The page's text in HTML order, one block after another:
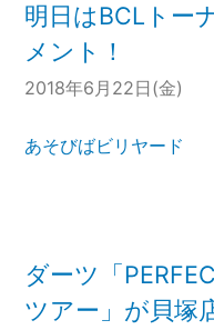
明日はBCLトー
メント！
2018年6月22日(金)
あそびばビリヤード
ダーツ「
ツアー」が貝塚